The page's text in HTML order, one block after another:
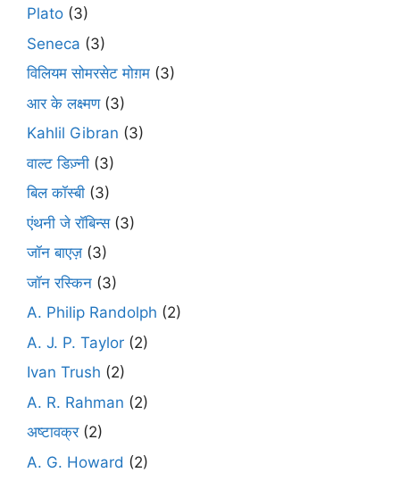
Plato (3)
Seneca (3)
विलियम सोमरसेट मोग़म (3)
आर के लक्ष्मण(3)
Kahlil Gibran (3)
वाल्ट डिज़्नी (3)
बिल कॉस्बी (3)
एंथनी जे रॉबिन्स(3)
जॉन बाएज़ (3)
जॉन रस्किन (3)
A. Philip Randolph (2)
A. J. P. Taylor (2)
Ivan Trush (2)
A. R. Rahman (2)
अष्टावक्र(2)
A. G. Howard (2)